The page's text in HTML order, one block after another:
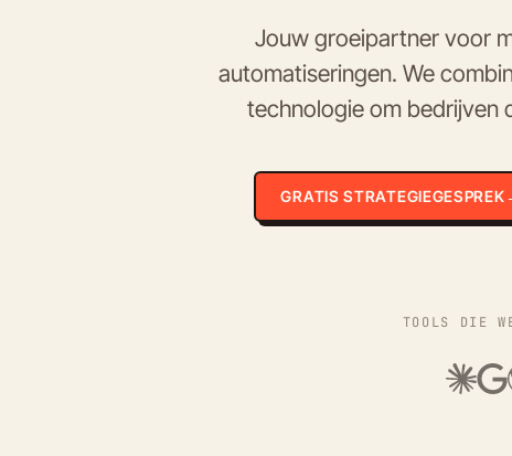
Jouw groeipartner voor
automatiseringen. We
technologie om bedrijven
GRATIS STRATEGIEGESPREK
TOOLS DIE